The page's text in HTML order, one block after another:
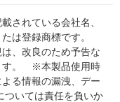
れている会社名、
たは登録商標です。
、改良のため予告な
す。 ※本製品使用時
る情報の漏洩、デー
ついては責任を負いか